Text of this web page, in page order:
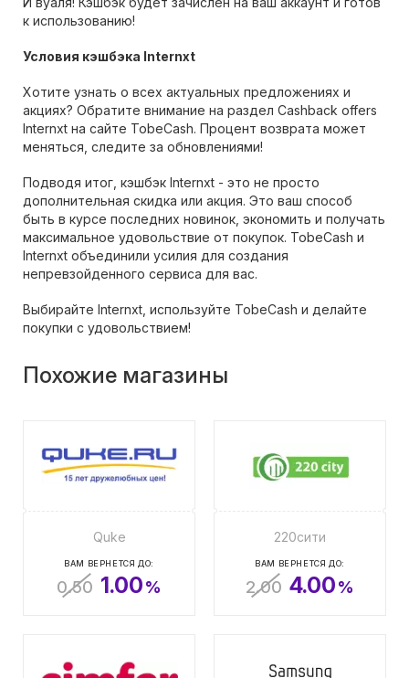
к использованию!
Условия кэшбэка Internxt
Хотите узнать о всех актуальных предложениях и
акциях? Обратите внимание на раздел Cashback offers
Internxt на сайте TobeCash. Процент возврата может
меняться, следите за обновлениями!
Подводя итог, кэшбэк Internxt - это не просто
дополнительная скидка или акция. Это ваш способ
быть в курсе последних новинок, экономить и получать
максимальное удовольствие от покупок. TobeCash и
Internxt объединили усилия для создания
непревзойденного сервиса для вас.
Выбирайте Internxt, используйте TobeCash и делайте
покупки с удовольствием!
Похожие магазины
Quke
ВАМ ВЕРНЕТСЯ ДО:
0.50 1.00%
220сити
ВАМ ВЕРНЕТСЯ ДО:
2.00 4.00%